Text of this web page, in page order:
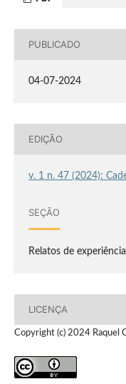
PUBLICADO
04-07-2024
EDIÇÃO
v. 1 n. 47 (2024):
SEÇÃO
Relatos de
LICENÇA
Copyright (c) 2024 Raquel